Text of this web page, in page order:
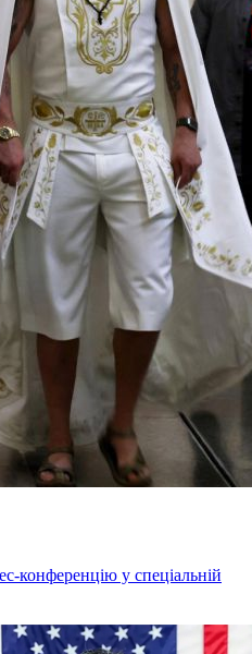
конференцію у спеціальній